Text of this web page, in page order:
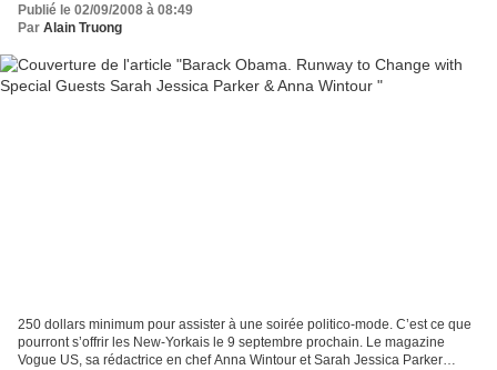
Publié le 02/09/2008 à 08:49
Par Alain Truong
250 dollars minimum pour assister à une soirée politico-mode. C’est ce que
pourront s’offrir les New-Yorkais le 9 septembre prochain. Le magazine
Vogue US, sa rédactrice en chef Anna Wintour et Sarah Jessica Parker